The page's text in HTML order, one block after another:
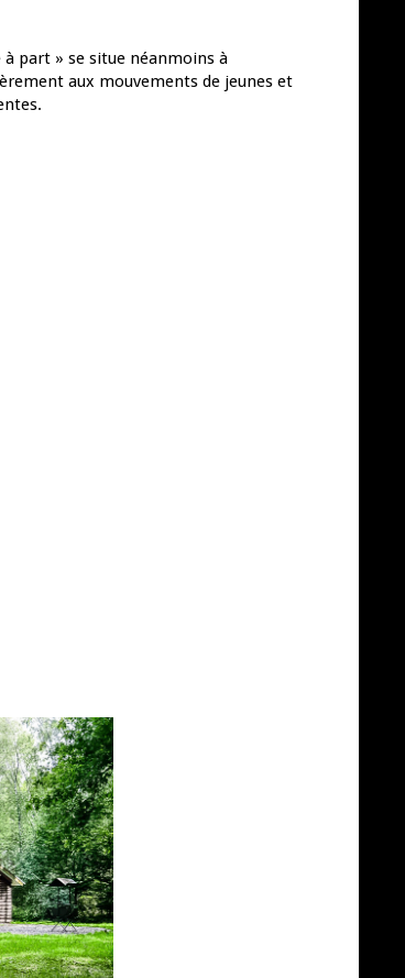
part » se situe néanmoins à
aux mouvements de jeunes et